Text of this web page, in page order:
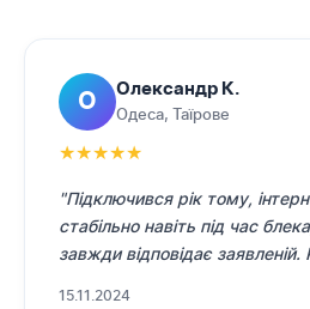
О Олександр К.
Одеса, Таїрове
★★★★★
"Підключився рік тому,
стабільно навіть під час
завжди відповідає
15.11.2024